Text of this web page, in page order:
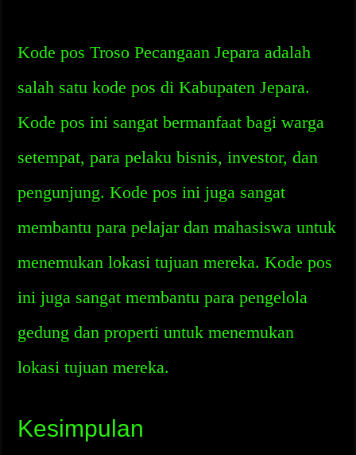
Kode pos Troso Pecangaan Jepara adalah
salah satu kode pos di Kabupaten Jepara.
Kode pos ini sangat bermanfaat bagi warga
setempat, para pelaku bisnis, investor, dan
pengunjung. Kode pos ini juga sangat
membantu para pelajar dan mahasiswa untuk
menemukan lokasi tujuan mereka. Kode pos
ini juga sangat membantu para pengelola
gedung dan properti untuk menemukan
lokasi tujuan mereka.
Kesimpulan